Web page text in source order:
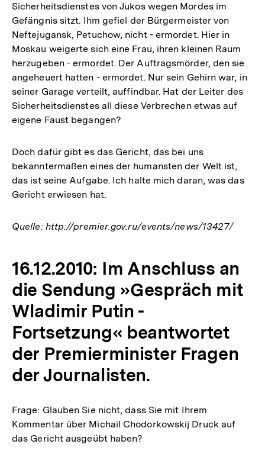
Sicherheitsdienstes von Jukos wegen Mordes im
Gefängnis sitzt. Ihm gefiel der Bürgermeister von
Neftejugansk, Petuchow, nicht - ermordet. Hier in
Moskau weigerte sich eine Frau, ihren kleinen Raum
herzugeben - ermordet. Der Auftragsmörder, den sie
angeheuert hatten - ermordet. Nur sein Gehirn war, in
seiner Garage verteilt, auffindbar. Hat der Leiter des
Sicherheitsdienstes all diese Verbrechen etwas auf
eigene Faust begangen?
Doch dafür gibt es das Gericht, das bei uns
bekanntermaßen eines der humansten der Welt ist,
das ist seine Aufgabe. Ich halte mich daran, was das
Gericht erwiesen hat.
Quelle: http://premier.gov.ru/events/news/13427/
16.12.2010: Im Anschluss an
die Sendung »Gespräch mit
Wladimir Putin -
Fortsetzung« beantwortet
der Premierminister Fragen
der Journalisten.
Frage: Glauben Sie nicht, dass Sie mit Ihrem
Kommentar über Michail Chodorkowskij Druck auf
das Gericht ausgeübt haben?